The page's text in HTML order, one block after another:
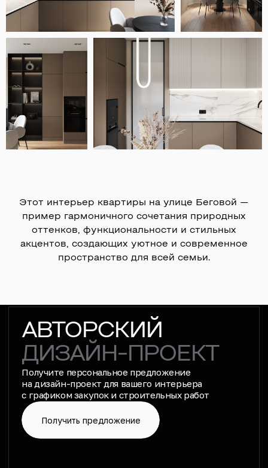
Этот интерьер квартиры на улице Беговой —
пример гармоничного сочетания природных
оттенков, функциональности и стильных
акцентов, создающих уютное и современное
пространство для всей семьи.
Реквизиты компании
Политика конфиденциальности
© «Flat Design». Все права защищены
г. Москва,
возможны проекты по всему миру
Ежедневно с 10:00 до 20:00
+7 (495) 023-74-28
О компании
Этапы работ
Услуги студии
Новости